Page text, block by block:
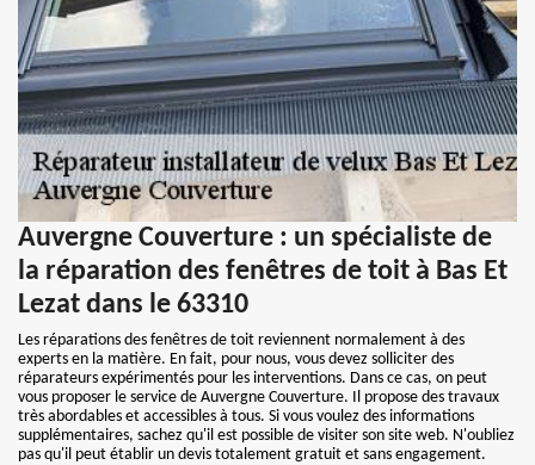
Auvergne Couverture : un spécialiste de
la réparation des fenêtres de toit à Bas Et
Lezat dans le 63310
Les réparations des fenêtres de toit reviennent normalement à des
experts en la matière. En fait, pour nous, vous devez solliciter des
réparateurs expérimentés pour les interventions. Dans ce cas, on peut
vous proposer le service de Auvergne Couverture. Il propose des travaux
très abordables et accessibles à tous. Si vous voulez des informations
supplémentaires, sachez qu'il est possible de visiter son site web. N'oubliez
pas qu'il peut établir un devis totalement gratuit et sans engagement.